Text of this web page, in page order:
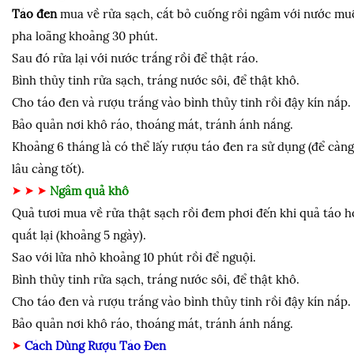
Táo đen mua về rửa sạch, cắt bỏ cuống rồi ngâm với nước
pha loãng khoảng 30 phút.
Sau đó rửa lại với nước trắng rồi để thật ráo.
Bình thủy tinh rửa sạch, tráng nước sôi, để thật khô.
Cho táo đen và rượu trắng vào bình thủy tinh rồi đậy kín nắp.
Bảo quản nơi khô ráo, thoáng mát, tránh ánh nắng.
Khoảng 6 tháng là có thể lấy rượu táo đen ra sử dụng (để càng
lâu càng tốt).
Ngâm quả khô
Quả tươi mua về rửa thật sạch rồi đem phơi đến khi quả táo
quắt lại (khoảng 5 ngày).
Sao với lửa nhỏ khoảng 10 phút rồi để nguội.
Bình thủy tinh rửa sạch, tráng nước sôi, để thật khô.
Cho táo đen và rượu trắng vào bình thủy tinh rồi đậy kín nắp.
Bảo quản nơi khô ráo, thoáng mát, tránh ánh nắng.
Cách Dùng Rượu Táo Đen